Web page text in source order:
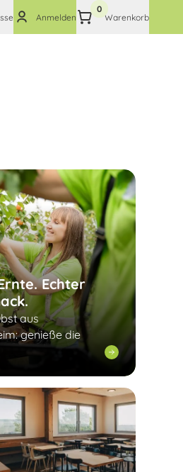
Anmelden
0
Warenkorb
Echter
aus
genieße die